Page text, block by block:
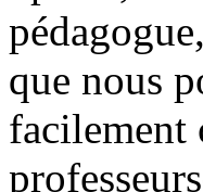
que nous
facilement